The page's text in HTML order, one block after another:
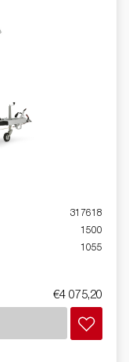
317618
1500
1055
€4 075,20